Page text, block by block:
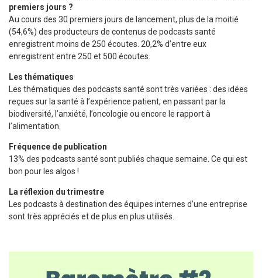
premiers jours ?
Au cours des 30 premiers jours de lancement, plus de la moitié
(54,6%) des producteurs de contenus de podcasts santé
enregistrent moins de 250 écoutes. 20,2% d’entre eux
enregistrent entre 250 et 500 écoutes.
Les thématiques
Les thématiques des podcasts santé sont très variées : des idées
reçues sur la santé à l’expérience patient, en passant par la
biodiversité, l’anxiété, l’oncologie ou encore le rapport à
l’alimentation.
Fréquence de publication
13% des podcasts santé sont publiés chaque semaine. Ce qui est
bon pour les algos !
La réflexion du trimestre
Les podcasts à destination des équipes internes d’une entreprise
sont très appréciés et de plus en plus utilisés.